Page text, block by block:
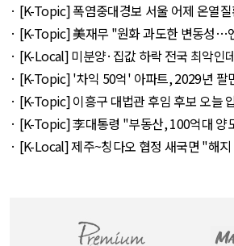
· [K-Topic] 폭염중대경보 서울 어제 온열
다 외 33건 - August 5, 2026
· [K-Topic] 美재무 "원화 과도한 변동성…
뒤따를 것" 외 50건 - August 5, 2026
· [K-Local] 미분양·집값 하락 전국 최악인
례서 빠졌다 외 11건 - August 5, 2026
· [K-Topic] '차익 50억' 아파트, 2029년 팔
20건 - August 4, 2026
· [K-Topic] 이흥구 대법관 후임 후보 오늘
21건 - August 4, 2026
· [K-Topic] 李대통령 "부동산, 100억대
평 안맞아" 외 51건 - August 4, 2026
· [K-Local] 제주~칭다오 협정 새국면 "해